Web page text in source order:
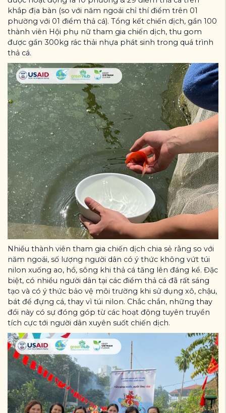
khắp địa bàn (so với năm ngoái chỉ thí điểm trên 01
phường với 01 điểm thả cá). Tổng kết chiến dịch, gần 100
thành viên Hội phụ nữ tham gia chiến dịch, thu gom
được gần 300kg rác thải nhựa phát sinh trong quá trình
thả cá.
Nhiều thành viên tham gia chiến dịch chia sẻ rằng so với
năm ngoái, số lượng người dân có ý thức không vứt túi
nilon xuống ao, hồ, sông khi thả cá tăng lên đáng kể. Đặc
biệt, có nhiều người dân tại các điểm thả cá đã rất sáng
tạo và có ý thức bảo vệ môi trường khi sử dụng xô, chậu,
bát để đựng cá, thay vì túi nilon. Chắc chắn, những thay
đổi này có sự đóng góp từ các hoạt động tuyên truyền
tích cực tới người dân xuyên suốt chiến dịch.